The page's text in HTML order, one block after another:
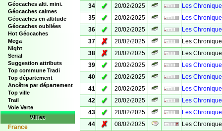
Géocaches alti. mini.
Géocaches calmes
Géocaches en altitude
Géocaches oubliées
Hot Géocaches
Mega
Night
Serial
Suggestion attributs
Top commune Tradi
Top département
Ancêtre par département
Top ville
Trail
Voie Verte
Villes
France
34
✓ 20/02/2025
Les
35
✓ 20/02/2025
Les
36
✓ 20/02/2025
Les
37
✗ 20/02/2025
Les
38
✗ 20/02/2025
Les
39
✓ 20/02/2025
Les
40
✓ 20/02/2025
Les
41
✓ 20/02/2025
Les
42
✓ 20/02/2025
Les
43
✓ 20/02/2025
Les
44
✗ 08/02/2025
Les